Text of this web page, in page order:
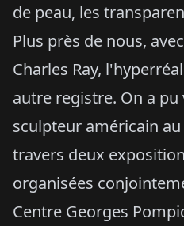
de peau, les
Plus près de nous,
Charles Ray,
autre registre. On a
sculpteur américain
travers deux
organisées
Centre Georges